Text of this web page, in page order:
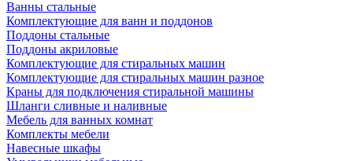
Ванны стальные
Комплектующие для ванн и поддонов
Поддоны стальные
Поддоны акриловые
Комплектующие для стиральных машин
Комплектующие для стиральных машин разное
Краны для подключения стиральной машины
Шланги сливные и наливные
Мебель для ванных комнат
Комплекты мебели
Навесные шкафы